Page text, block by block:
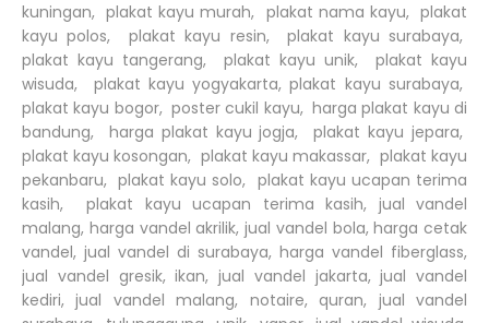
kuningan, plakat kayu murah, plakat nama kayu, plakat
kayu polos, plakat kayu resin, plakat kayu surabaya,
plakat kayu tangerang, plakat kayu unik, plakat kayu
wisuda, plakat kayu yogyakarta, plakat kayu surabaya,
plakat kayu bogor, poster cukil kayu, harga plakat kayu di
bandung, harga plakat kayu jogja, plakat kayu jepara,
plakat kayu kosongan, plakat kayu makassar, plakat kayu
pekanbaru, plakat kayu solo, plakat kayu ucapan terima
kasih, plakat kayu ucapan terima kasih, jual vandel
malang, harga vandel akrilik, jual vandel bola, harga cetak
vandel, jual vandel di surabaya, harga vandel fiberglass,
jual vandel gresik, ikan, jual vandel jakarta, jual vandel
kediri, jual vandel malang, notaire, quran, jual vandel